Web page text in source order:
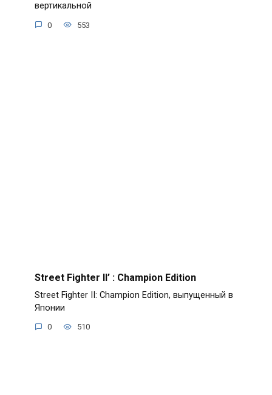
вертикальной
0 553
Street Fighter II’ : Champion Edition
Street Fighter II: Champion Edition, выпущенный в
Японии
0 510